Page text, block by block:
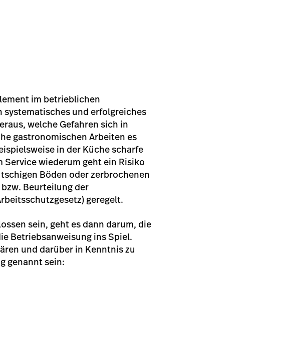
im betrieblichen
systematisches und erfolgreiches
welche Gefahren sich in
gastronomischen Arbeiten es
in der Küche scharfe
wiederum geht ein Risiko
Böden oder zerbrochenen
Beurteilung der
geregelt.
sein, geht es dann darum, die
Betriebsanweisung ins Spiel.
und darüber in Kenntnis zu
genannt sein: